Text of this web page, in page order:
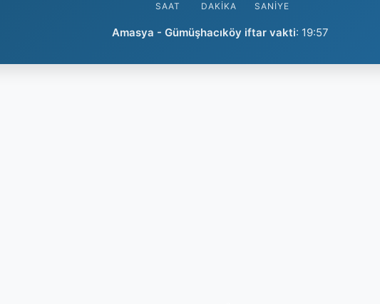
SAAT DAKIKA SANIYE
Amasya - Gümüşhacıköy iftar vakti: 19:57